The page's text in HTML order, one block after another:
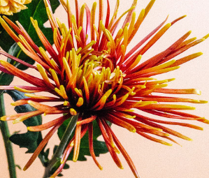
気がなかったら？
「枯れている」「折れている」などの
は、些細なことでもお気軽にサポート
い。ご返金にて補償いたします。